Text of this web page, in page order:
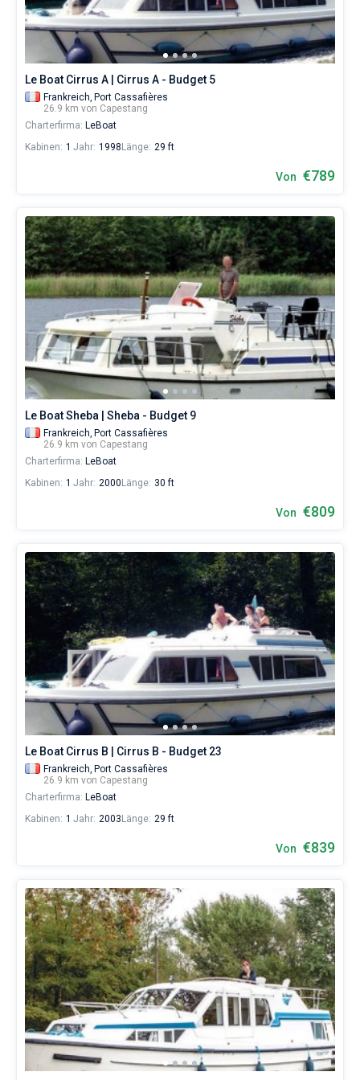
eines
erholsamen
für
Segler,
sich
ihr
Nahe
Le Boat Cirrus A | Cirrus A - Budget 5
Frankreich, Port Cassafières
26.9 km von Capestang
Charterfirma: LeBoat
Kabinen: 1 Jahr: 1998 Länge: 29 ft
Von €789
Le Boat Sheba | Sheba - Budget 9
Frankreich, Port Cassafières
26.9 km von Capestang
Charterfirma: LeBoat
Kabinen: 1 Jahr: 2000 Länge: 30 ft
Von €809
Le Boat Cirrus B | Cirrus B - Budget 23
Frankreich, Port Cassafières
26.9 km von Capestang
Charterfirma: LeBoat
Kabinen: 1 Jahr: 2003 Länge: 29 ft
Von €839